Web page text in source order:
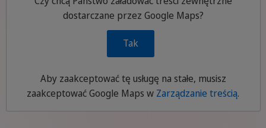
dostarczane przez Google Maps?
Tak
Aby zaakceptować tę usługę na stałe, musisz
zaakceptowaćGoogle Maps w Zarządzanie treścią.